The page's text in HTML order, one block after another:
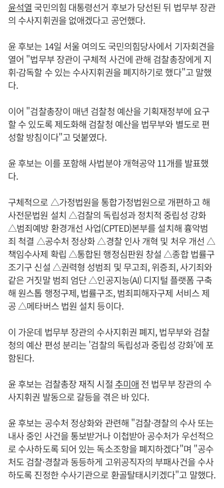
윤석열 국민의힘 대통령선거 후보가 당선된 뒤 법무부 장관
의 수사지휘권을 없애겠다고 공언했다.
윤 후보는 14일 서울 여의도 국민의힘당사에서 기자회견을
열어 "법무부 장관이 구체적 사건에 관해 검찰총장에게 지
휘·감독할 수 있는 수사지휘권을 폐지하기로 했다"고 말했
다.
이어 "검찰총장이 매년 검찰청 예산을 기획재정부에 요구
할 수 있도록 제도화해 검찰청 예산을 법무부와 별도로 편
성할 방침이다"고 덧붙였다.
윤 후보는 이를 포함해 사법분야 개혁공약 11개를 발표했
다.
구체적으로 △가정법원을 통합가정법원으로 개편하고 해
사전문법원 설치 △검찰의 독립성과 정치적 중립성 강화
△범죄예방 환경개선 사업(CPTED)본부를 설치해 흉악범
죄 척결 △공수처 정상화 △경찰 인사 개혁 및 처우 개선 △
책임수사제 확립 △통합된 행정심판원 창설 △종합 법률구
조기구 신설 △권력형 성범죄 및 무고죄, 위증죄, 사기죄와
같은 거짓말 범죄 엄단 △인공지능(AI) 디지털 플랫폼 구축
해 원스톱 행정구제, 법률구조, 범죄피해자구제 서비스 제
공 △메타버스 법원 설치 등이다.
이 가운데 법무부 장관의 수사지휘권 폐지, 법무부와 검찰
청의 예산 편성 분리는 '검찰의 독립성과 중립성 강화'에 포
함된다.
윤 후보는 검찰총장 재직 시절 추미애 전 법무부 장관의 수
사지휘권 발동으로 갈등을 겪은 바 있다.
윤 후보는 공수처 정상화와 관련해 "검찰·경찰의 수사 또는
내사 중인 사건을 통보받거나 이첩받아 공수처가 우선적으
로 수사하도록 되어 있는 독소조항을 폐지하겠다"며 "공수
처도 검찰·경찰과 동등하게 고위공직자의 부패사건을 수사
하도록 진정한 수사기관으로 환골탈태시키겠다"고 말했다.